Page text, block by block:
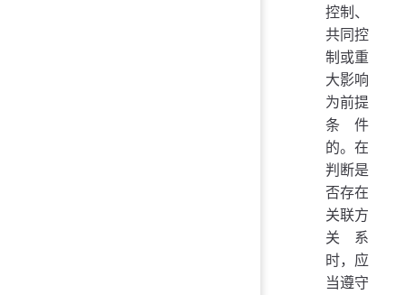
控制、
共同控
制或重
大影响
为前提
条件
的。在
判断是
否存在
关联方
关系
时，应
当遵守